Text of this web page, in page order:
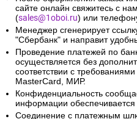
сайте онлайн свяжитесь с
(sales@1oboi.ru) или
Менеджер сгенерирует
"Сбербанк" и направит
Проведение платежей по
осуществляется без
соответствии с
MasterCard, МИР.
Конфиденциальность
информации
Соединение с платежным